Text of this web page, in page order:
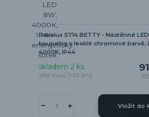
Rabalux 5714 BETTY - Nástěnné
koupelny v lesklé chromové barvě,
4000K, IP44
skladem 2 ks
Více kusů 7-10 dnů
Vložit do